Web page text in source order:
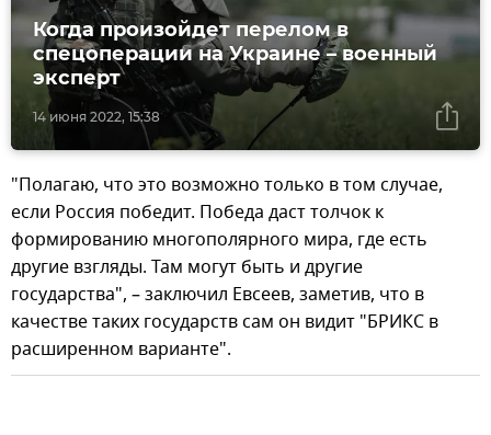
14 июня 2022, 15:38
Когда произойдет перелом в
спецоперации на Украине – военный
эксперт
"Полагаю, что это возможно только в том случае,
если Россия победит. Победа даст толчок к
формированию многополярного мира, где есть
другие взгляды. Там могут быть и другие
государства", – заключил Евсеев, заметив, что в
качестве таких государств сам он видит "БРИКС в
расширенном варианте".